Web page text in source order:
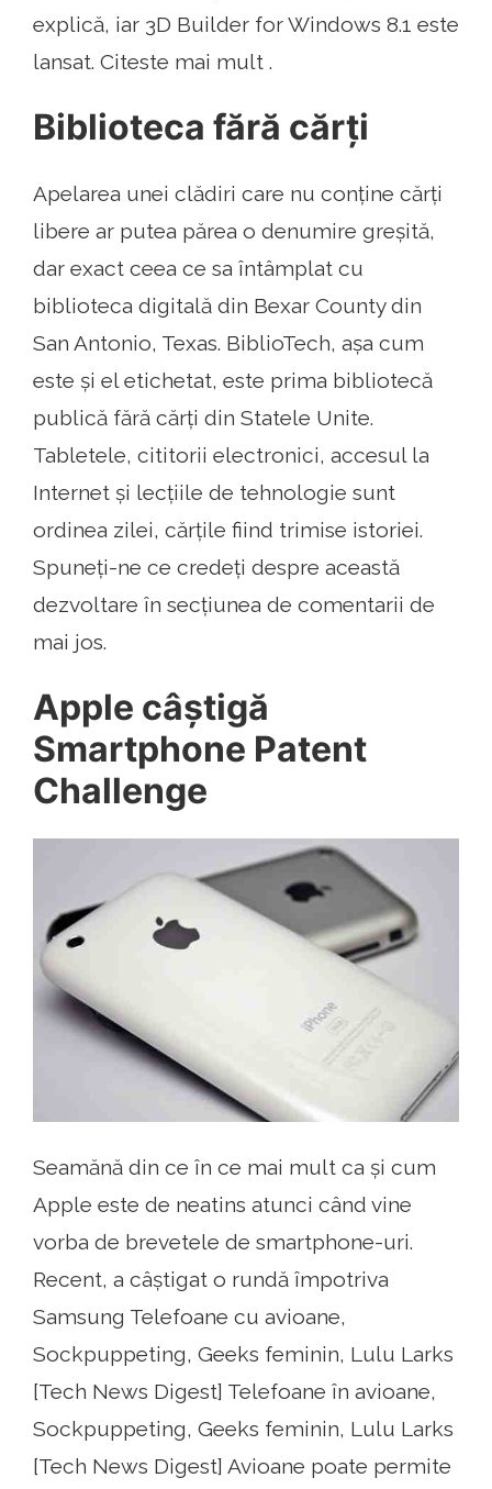
explică, iar 3D Builder for Windows 8.1 este
lansat. Citeste mai mult .
Biblioteca fără cărți
Apelarea unei clădiri care nu conține cărți
libere ar putea părea o denumire greșită,
dar exact ceea ce sa întâmplat cu
biblioteca digitală din Bexar County din
San Antonio, Texas. BiblioTech, așa cum
este și el etichetat, este prima bibliotecă
publică fără cărți din Statele Unite.
Tabletele, cititorii electronici, accesul la
Internet și lecțiile de tehnologie sunt
ordinea zilei, cărțile fiind trimise istoriei.
Spuneți-ne ce credeți despre această
dezvoltare în secțiunea de comentarii de
mai jos.
Apple câștigă
Smartphone Patent
Challenge
Seamănă din ce în ce mai mult ca și cum
Apple este de neatins atunci când vine
vorba de brevetele de smartphone-uri.
Recent, a câștigat o rundă împotriva
Samsung Telefoane cu avioane,
Sockpuppeting, Geeks feminin, Lulu Larks
[Tech News Digest] Telefoane în avioane,
Sockpuppeting, Geeks feminin, Lulu Larks
[Tech News Digest] Avioane poate permite